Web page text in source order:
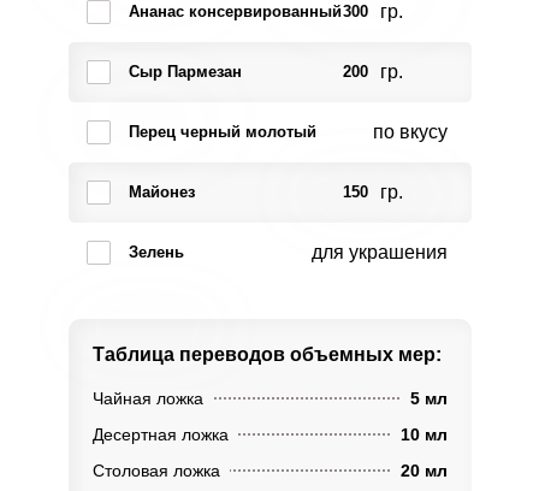
Ананас консервированный300 гр.
Сыр Пармезан 200 гр.
Перец черный молотый по вкусу
Майонез 150 гр.
Зелень для украшения
Таблица переводов объемных мер:
Чайная ложка
5 мл
Десертная ложка
10 мл
Столовая ложка
20 мл